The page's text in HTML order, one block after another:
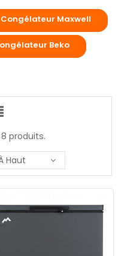
Congélateur Maxwell
Beko
produits.
Haut